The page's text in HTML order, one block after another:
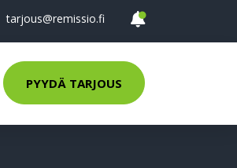
tarjous@remissio.fi
PYYDÄ TARJOUS